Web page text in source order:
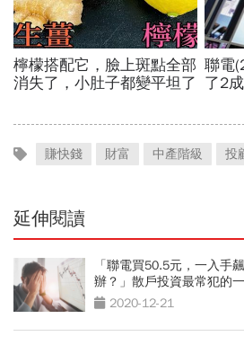
賺快錢 財富 中產階級 投
延伸閱讀
「聯電買50.5元，一入手
辦？」散戶投資最常犯的
2020-12-21